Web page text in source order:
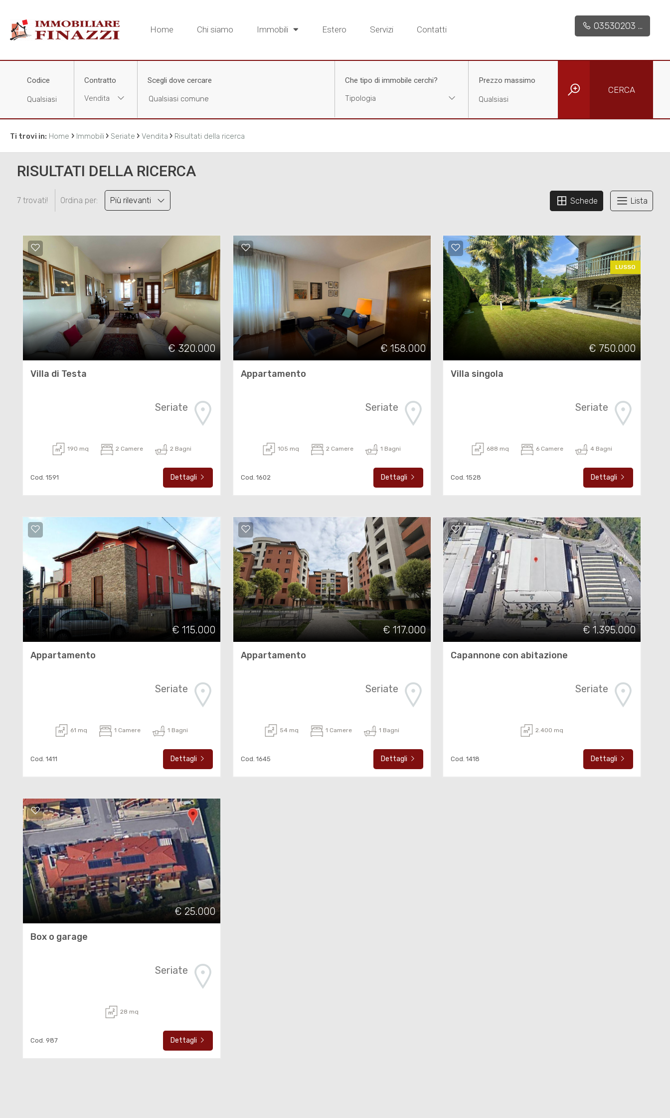
Home Chi siamo Immobili Estero Servizi Contatti 03530203 ...
Codice
Contratto
Vendita
Scegli dove cercare Che tipo di immobile cerchi? Prezzo massimo
CERCA
Ti trovi in: Home › Immobili › Seriate › Vendita › Risultati della ricerca
RISULTATI DELLA RICERCA
7 trovati! Ordina per: Più rilevanti Schede Lista
€ 320.000
Villa di Testa
Seriate
190 mq 2 Camere 2 Bagni
Cod. 1591 Dettagli
€ 158.000
Appartamento
Seriate
105 mq 2 Camere 1 Bagni
Cod. 1602 Dettagli
LUSSO
€ 750.000
Villa singola
Seriate
688 mq 6 Camere 4 Bagni
Cod. 1528 Dettagli
€ 115.000
Appartamento
Seriate
61 mq 1 Camere 1 Bagni
Cod. 1411 Dettagli
€ 117.000
Appartamento
Seriate
54 mq 1 Camere 1 Bagni
Cod. 1645 Dettagli
€ 1.395.000
Capannone con abitazione
Seriate
2.400 mq
Cod. 1418 Dettagli
€ 25.000
Box o garage
Seriate
28 mq
Cod. 987 Dettagli